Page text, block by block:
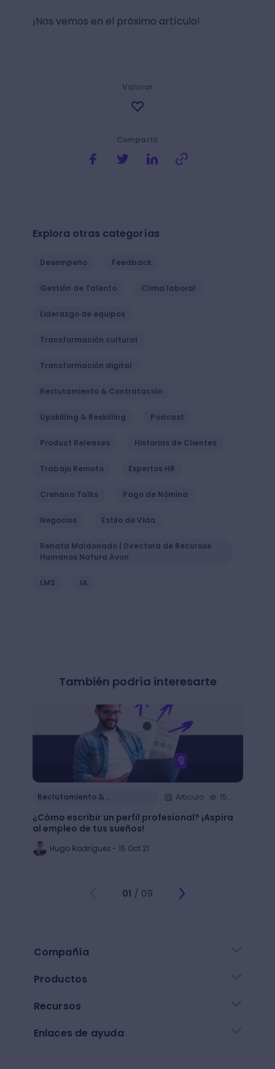
¡Nos vemos en el próximo artículo!
Compartir
Valorar
Explora otras categorías
Desempeño Feedback
Gestión de Talento Clima laboral
Liderazgo de equipos
Transformación cultural
Transformación digital
Reclutamiento & Contratación
Upskilling & Reskilling Podcast
Product Releases Historias de Clientes
Trabajo Remoto Expertos HR
Crehana Talks Pago de Nómina
Negocios Estilo de Vida
Renata Maldonado | Directora de Recursos
Humanos Natura Avon
LMS IA
También podría interesarte
Reclutamiento &
Articulo
15
¿Cómo escribir un perfil profesional? ¡Aspira
al empleo de tus sueños!
Hugo Rodríguez - 15 Oct 21
01 / 09
Compañía
Productos
Recursos
Enlaces de ayuda